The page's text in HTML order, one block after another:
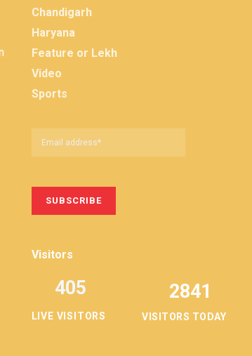
Chandigarh
Haryana
Feature or Lekh
Video
Sports
Visitors
LIVE VISITORS
405 2841
VISITORS TODAY